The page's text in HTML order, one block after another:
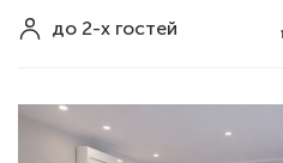
до 2-х гостей